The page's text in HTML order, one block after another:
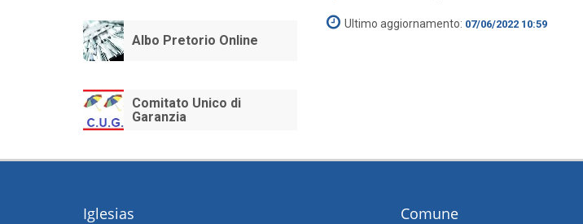
Albo Pretorio Online
Comitato Unico di
Garanzia
Ultimo aggiornamento: 07/06/2022 10:59
Iglesias Comune